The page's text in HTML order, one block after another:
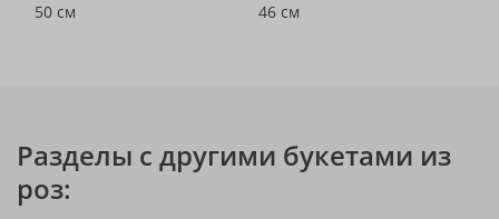
50 см
46 см
Разделы с другими букетами из
роз: